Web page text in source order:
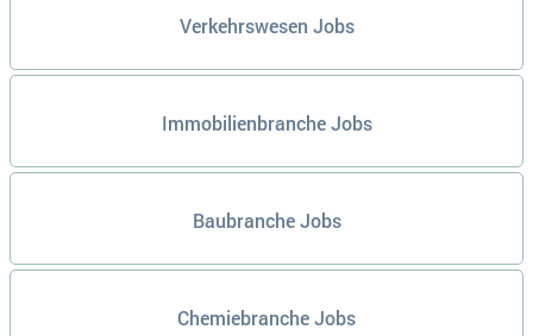
Verkehrswesen Jobs
Immobilienbranche Jobs
Baubranche Jobs
Chemiebranche Jobs